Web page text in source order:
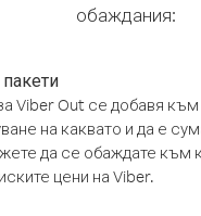
обаждания:
Viber Out се добавя
на каквато и да е
да се обаждате към
цени на Viber.